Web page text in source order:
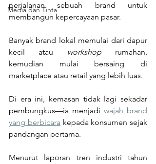
Media dan Tinta
perjalanan sebuah brand untuk
membangun kepercayaan pasar.
Banyak brand lokal memulai dari dapur
kecil atau
workshop rumahan,
kemudian mulai bersaing di
marketplace atau retail yang lebih luas.
Di era ini, kemasan tidak lagi sekadar
pembungkus—ia menjadi wajah brand
yang berbicara kepada konsumen sejak
pandangan pertama.
Menurut laporan tren industri tahun